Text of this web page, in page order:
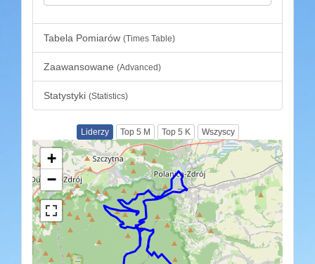
Tabela Pomiarów (Times Table)
Zaawansowane (Advanced)
Statystyki (Statistics)
Liderzy Top 5 M Top 5 K Wszyscy
+
−